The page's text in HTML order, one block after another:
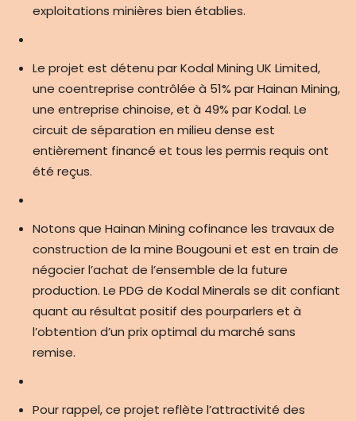
exploitations minières bien établies.
Le projet est détenu par Kodal Mining UK Limited,
une coentreprise contrôlée à 51% par Hainan Mining,
une entreprise chinoise, et à 49% par Kodal. Le
circuit de séparation en milieu dense est
entièrement financé et tous les permis requis ont
été reçus.
Notons que Hainan Mining cofinance les travaux de
construction de la mine Bougouni et est en train de
négocier l’achat de l’ensemble de la future
production. Le PDG de Kodal Minerals se dit confiant
quant au résultat positif des pourparlers et à
l’obtention d’un prix optimal du marché sans
remise.
Pour rappel, ce projet reflète l’attractivité des